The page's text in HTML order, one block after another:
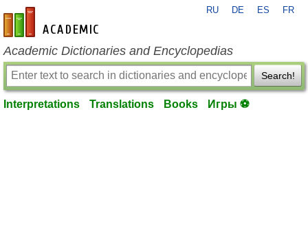
en-academic.com
RU DE ES FR
Academic Dictionaries and Encyclopedias
Search!
Interpretations Translations Books Игры ⚽